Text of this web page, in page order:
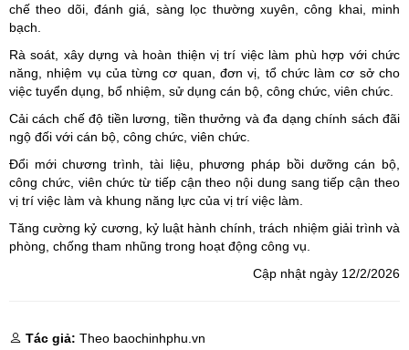
chế theo dõi, đánh giá, sàng lọc thường xuyên, công khai, minh
bạch.
Rà soát, xây dựng và hoàn thiện vị trí việc làm phù hợp với chức
năng, nhiệm vụ của từng cơ quan, đơn vị, tổ chức làm cơ sở cho
việc tuyển dụng, bổ nhiệm, sử dụng cán bộ, công chức, viên chức.
Cải cách chế độ tiền lương, tiền thưởng và đa dạng chính sách đãi
ngộ đối với cán bộ, công chức, viên chức.
Đổi mới chương trình, tài liệu, phương pháp bồi dưỡng cán bộ,
công chức, viên chức từ tiếp cận theo nội dung sang tiếp cận theo
vị trí việc làm và khung năng lực của vị trí việc làm.
Tăng cường kỷ cương, kỷ luật hành chính, trách nhiệm giải trình và
phòng, chống tham nhũng trong hoạt động công vụ.
Cập nhật ngày 12/2/2026
Tác giả: Theo baochinhphu.vn